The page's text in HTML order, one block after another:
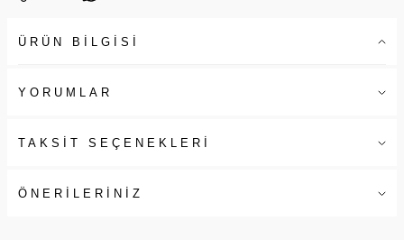
ÜRÜN BİLGİSİ
YORUMLAR
TAKSİT SEÇENEKLERİ
ÖNERİLERİNİZ